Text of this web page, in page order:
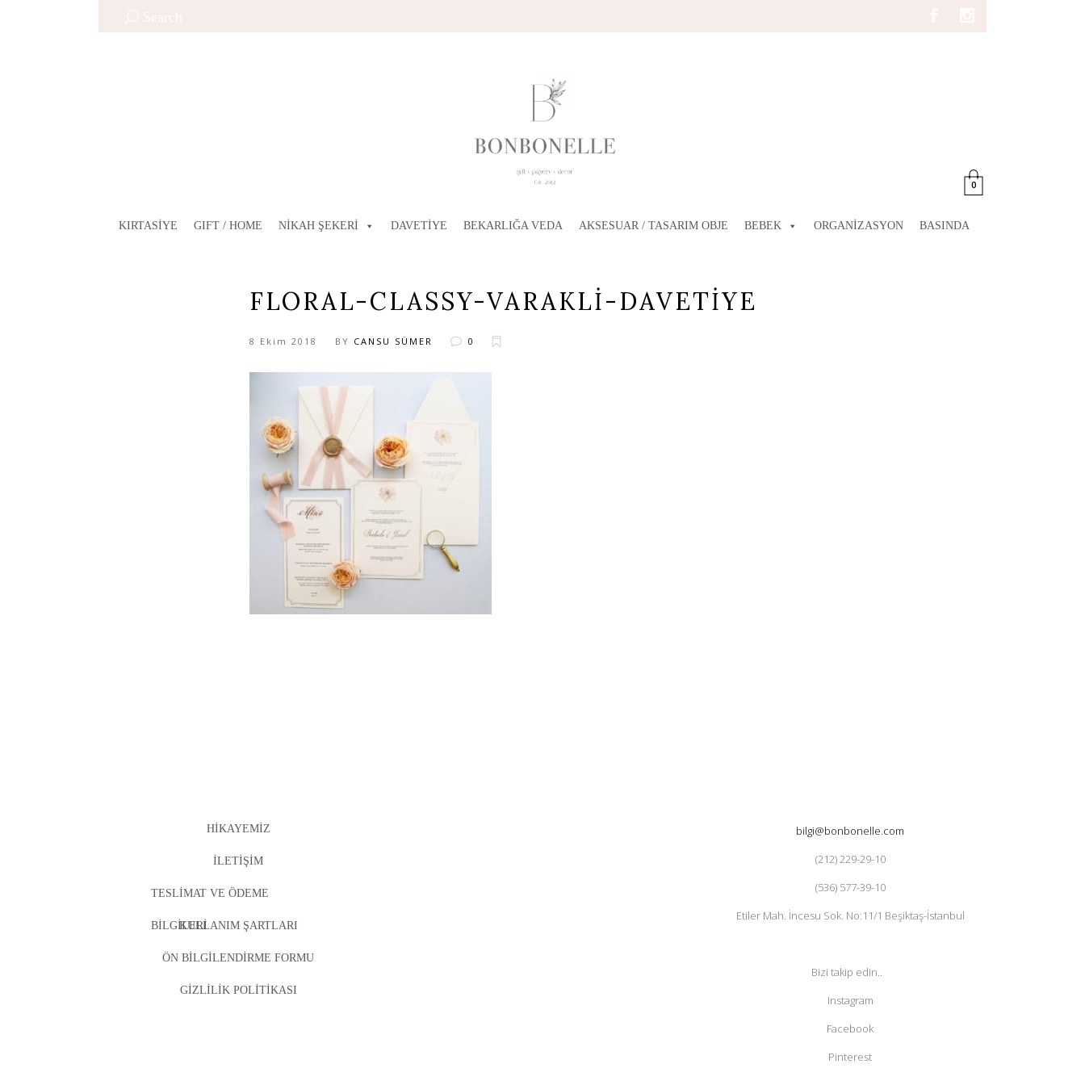
KIRTASIYE GIFT / HOME NIKAH ŞEKERI DAVETIYE BEKARLIĞA VEDA AKSESUAR / TASARIM OBJE BEBEK ORGANIZASYON BASINDA
0
FLORAL-CLASSY-VARAKLI-DAVETIYE
8 Ekim 2018 BY CANSU SÜMER 0
HIKAYEMIZ
İLETIŞIM
TESLIMAT VE ÖDEME
BILGILERIKULLANIM ŞARTLARI
ÖN BILGILENDIRME FORMU
GIZLILIK POLITIKASI
bilgi@bonbonelle.com
(212) 229-29-10
(536) 577-39-10
Etiler Mah. İncesu Sok. No:11/1 Beşiktaş-İstanbul
Bizi takip edin..
Instagram
Facebook
Pinterest